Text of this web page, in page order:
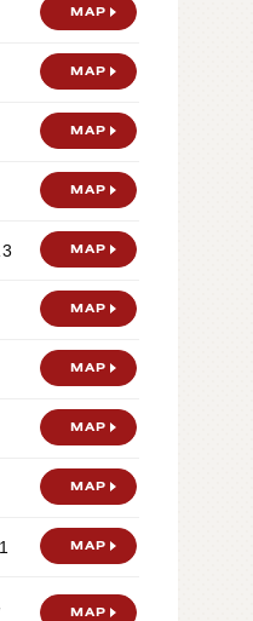
MAP
MAP
MAP
MAP
MAP
MAP
MAP
MAP
MAP
MAP
MAP